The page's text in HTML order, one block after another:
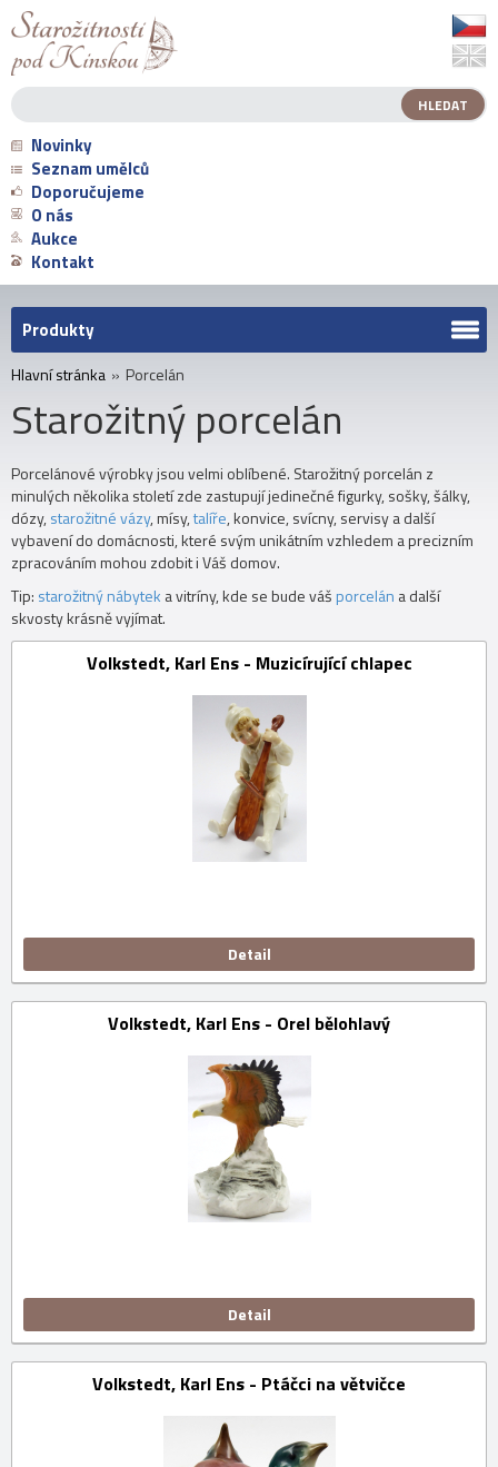
Novinky
Seznam umělců
Doporučujeme
O nás
Aukce
Kontakt
Produkty
Hlavní stránka » Porcelán
Starožitný porcelán
Porcelánové výrobky jsou velmi oblíbené. Starožitný porcelán z
minulých několika století zde zastupují jedinečné figurky, sošky, šálky,
dózy,starožitné vázy, mísy,talíře, konvice, svícny, servisy a další
vybavení do domácnosti, které svým unikátním vzhledem a precizním
zpracováním mohou zdobit i Váš domov.
Tip: starožitný nábytek a vitríny, kde se bude váš porcelán a další
skvosty krásně vyjímat.
Volkstedt, Karl Ens - Muzicírující chlapec
Detail
Volkstedt, Karl Ens - Orel bělohlavý
Detail
Volkstedt, Karl Ens - Ptáčci na větvičce